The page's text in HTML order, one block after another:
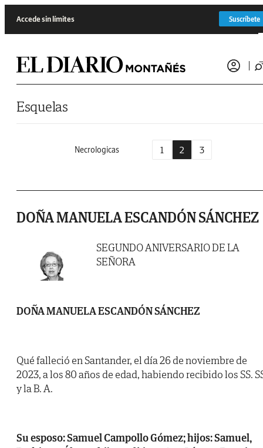
Accede sin límites Suscríbete
Esquelas
Necrologicas 1 2 3
DOÑA MANUELA ESCANDÓN SÁNCHEZ
SEGUNDO ANIVERSARIO DE LA
SEÑORA
DOÑA MANUELA ESCANDÓN SÁNCHEZ
Qué falleció en Santander, el día 26 de noviembre de
2023, a los 80 años de edad, habiendo recibido los SS.
y la B. A.
Su esposo: Samuel Campollo Gómez; hijos: Samuel,